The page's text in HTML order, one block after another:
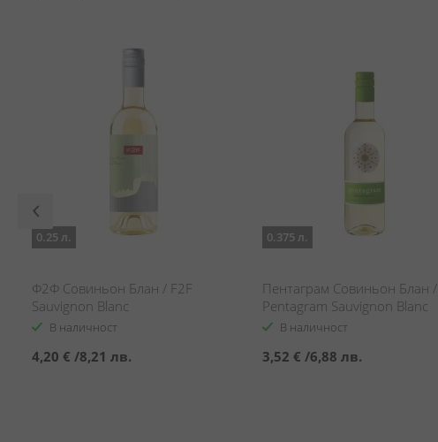
0.25 л.
Ф2Ф Совиньон Блан / F2F
Sauvignon Blanc
В наличност
4,20 € /8,21 лв.
0.375 л.
Пентаграм Совиньон Блан /
Pentagram Sauvignon Blanc
В наличност
3,52 € /6,88 лв.